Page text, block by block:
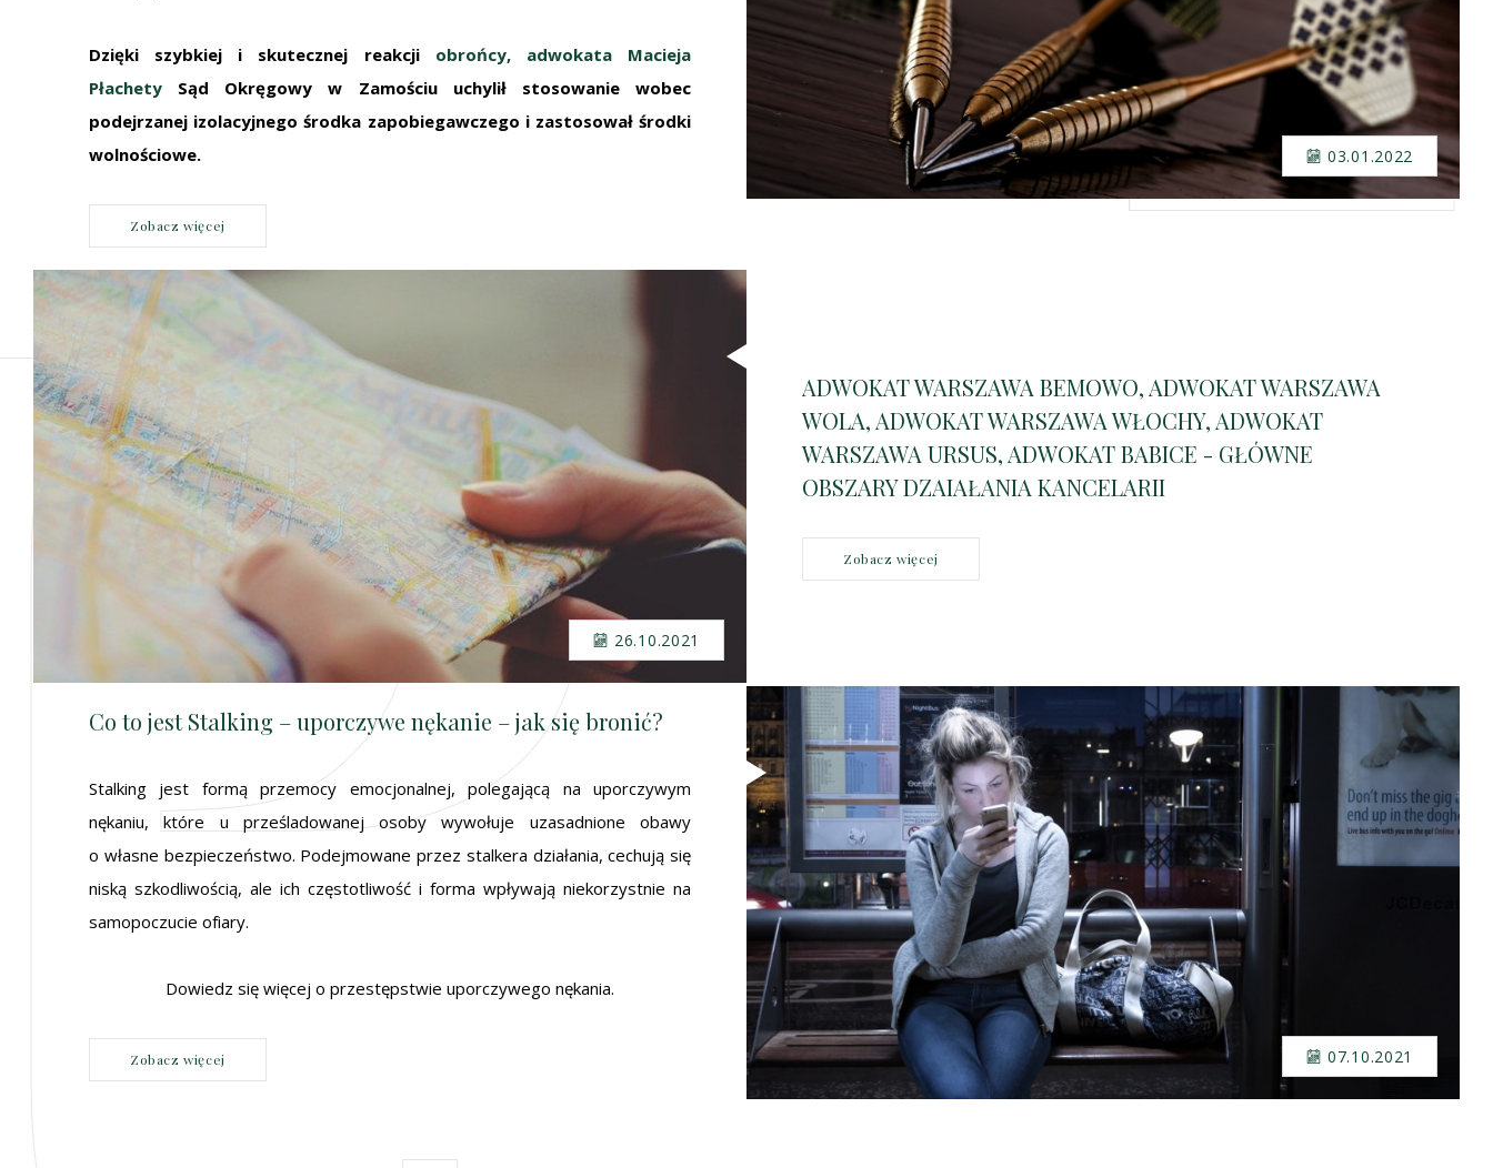
03.01.2022
Dzięki szybkiej i skutecznej reakcji obrońcy, adwokata Macieja
Płachety Sąd Okręgowy w Zamościu uchylił stosowanie wobec
podejrzanej izolacyjnego środka zapobiegawczego i zastosował środki
wolnościowe.
Zobacz więcej
26.10.2021
ADWOKAT WARSZAWA BEMOWO, ADWOKAT WARSZAWA
WOLA, ADWOKAT WARSZAWA WŁOCHY, ADWOKAT
WARSZAWA URSUS, ADWOKAT BABICE - GŁÓWNE
OBSZARY DZAIAŁANIA KANCELARII
Zobacz więcej
07.10.2021
Co to jest Stalking – uporczywe nękanie – jak się bronić?
Stalking jest formą przemocy emocjonalnej, polegającą na uporczywym
nękaniu, które u prześladowanej osoby wywołuje uzasadnione obawy
o własne bezpieczeństwo. Podejmowane przez stalkera działania, cechują się
niską szkodliwością, ale ich częstotliwość i forma wpływają niekorzystnie na
samopoczucie ofiary.
Dowiedz się więcej o przestępstwie uporczywego nękania.
Zobacz więcej